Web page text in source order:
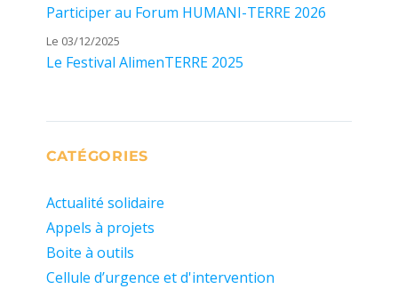
Participer au Forum HUMANI-TERRE 2026
Le 03/12/2025
Le Festival AlimenTERRE 2025
CATÉGORIES
Actualité solidaire
Appels à projets
Boite à outils
Cellule d’urgence et d'intervention